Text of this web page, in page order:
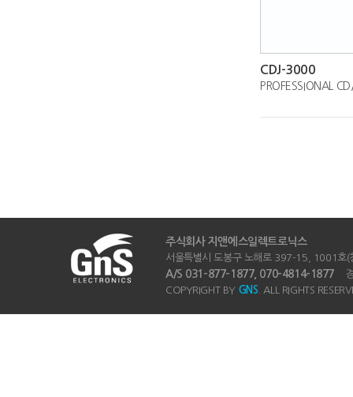
CDJ-3000
PROFESSIONAL
주식회사 지앤에스일렉트로닉스
서울특별시 도봉구 노해로 397-15,
A/S 031-877-1877, 070-4814-1877경
COPYRIGHT BY GNS . ALL RIGHTS